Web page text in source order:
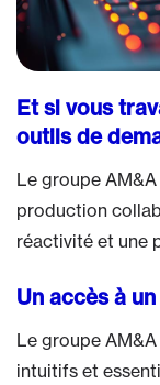
Gestion de
Artisans - BTP
Kiosque
Simulateurs
Et si vous
outils de
Le groupe
production
réactivité et une
Un accès à
Le groupe
intuitifs et